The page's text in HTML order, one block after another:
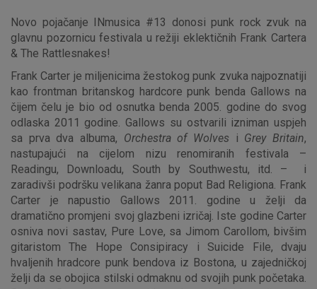
Novo pojačanje INmusica #13 donosi punk rock zvuk na
glavnu pozornicu festivala u režiji eklektičnih Frank Cartera
& The Rattlesnakes!
Frank Carter je miljenicima žestokog punk zvuka najpoznatiji
kao frontman britanskog hardcore punk benda Gallows na
čijem čelu je bio od osnutka benda 2005. godine do svog
odlaska 2011 godine. Gallows su ostvarili izniman uspjeh
sa prva dva albuma, Orchestra of Wolves i Grey Britain,
nastupajući na cijelom nizu renomiranih festivala –
Readingu, Downloadu, South by Southwestu, itd. – i
zaradivši podršku velikana žanra poput Bad Religiona. Frank
Carter je napustio Gallows 2011. godine u želji da
dramatično promjeni svoj glazbeni izričaj. Iste godine Carter
osniva novi sastav, Pure Love, sa Jimom Carollom, bivšim
gitaristom The Hope Consipiracy i Suicide File, dvaju
hvaljenih hradcore punk bendova iz Bostona, u zajedničkoj
želji da se obojica stilski odmaknu od svojih punk početaka.